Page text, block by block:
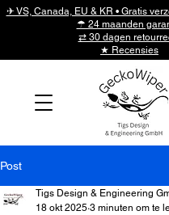
✈ VS, Canada, EU & KR • Gratis
☂ 24 maanden
⇄ 30 dagen
★ Recensies
Post
Tigs Design & Engineering
18 okt 2025 3 minuten om te